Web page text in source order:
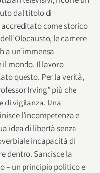
dal titolo di
accreditato come storico
le camere
a un’immensa
il mondo. Il lavoro
questo. Per la verità,
Irving” più che
di vigilanza. Una
l’incompetenza e
idea di libertà senza
incapacità di
dentro. Sancisce la
– un principio politico e